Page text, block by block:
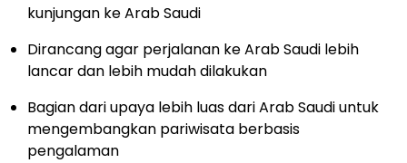
kunjungan ke Arab Saudi
Dirancang agar perjalanan ke Arab Saudi lebih
lancar dan lebih mudah dilakukan
Bagian dari upaya lebih luas dari Arab Saudi untuk
mengembangkan pariwisata berbasis
pengalaman